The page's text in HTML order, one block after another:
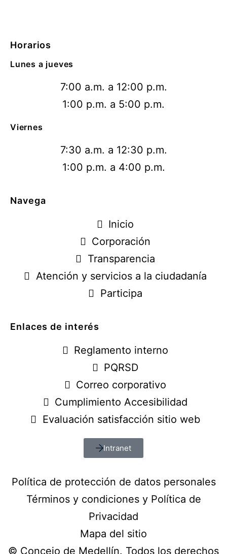
Horarios
Lunes a jueves
7:00 a.m. a 12:00 p.m.
1:00 p.m. a 5:00 p.m.
Viernes
7:30 a.m. a 12:30 p.m.
1:00 p.m. a 4:00 p.m.
Navega
Inicio
Corporación
Transparencia
Atención y servicios a la ciudadanía
Participa
Enlaces de interés
Reglamento interno
PQRSD
Correo corporativo
Cumplimiento Accesibilidad
Evaluación satisfacción sitio web
Intranet
Política de protección de datos personales
Términos y condiciones y Política de
Privacidad
Mapa del sitio
© Concejo de Medellín. Todos los derechos